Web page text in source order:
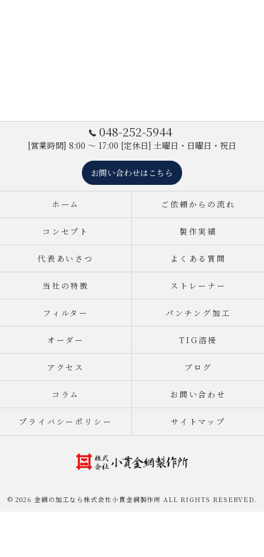
048-252-5944
[営業時間] 8:00 ～ 17:00 [定休日] 土曜日・日曜日・祝日
お問い合わせはこちら
ホーム ご依頼からの流れ
コンセプト 製作実績
代表あいさつ よくある質問
当社の特徴 ストレーナー
フィルター パンチング加工
オーダー TIG溶接
アクセス ブログ
コラム お問い合わせ
プライバシーポリシー サイトマップ
© 2026 金網の加工なら株式会社小貫金網製作所 ALL RIGHTS RESERVED.